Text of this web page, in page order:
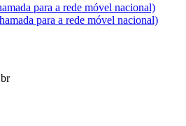
para a rede móvel nacional)
para a rede móvel nacional)